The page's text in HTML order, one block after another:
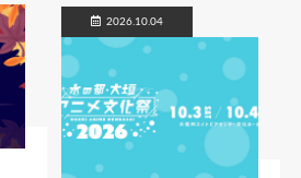
2026.10.04